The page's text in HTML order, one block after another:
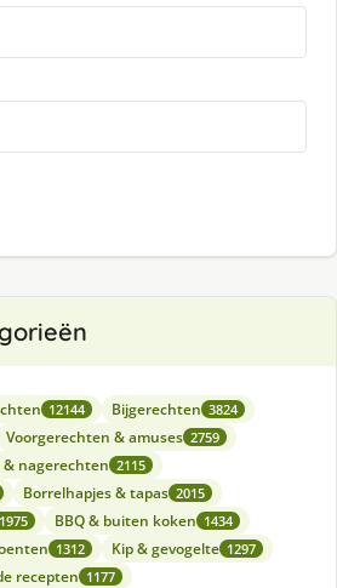
12144 Bijgerechten 3824
Voorgerechten & amuses 2759
& nagerechten 2115
Borrelhapjes & tapas 2015
1975 BBQ & buiten koken 1434
1312 Kip & gevogelte 1297
recepten 1177